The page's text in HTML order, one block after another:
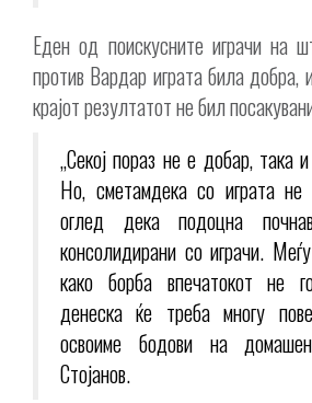
Еден од поискусните играчи на
против Вардар играта била добра,
крајот резултатот не бил
„Секој пораз не е добар, така
Но, сметамдека со играта не
оглед дека подоцна
консолидирани со играчи.
како борба впечатокот не
денеска ќе треба многу
освоиме бодови на
Стојанов.